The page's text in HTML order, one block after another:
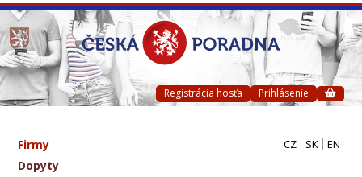
Registrácia hosťa Prihlásenie
Firmy
Dopyty
CZ SK EN